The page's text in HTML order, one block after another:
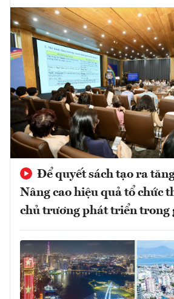
Để quyết sách tạo ra
Nâng cao hiệu quả tổ chức
chủ trương phát triển trong